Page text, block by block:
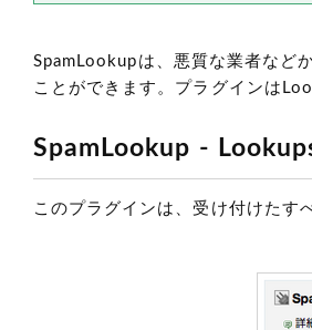
SpamLookupは、悪質な業者など
ことができます。プラグインは
SpamLookup -
このプラグインは、受け付けたす